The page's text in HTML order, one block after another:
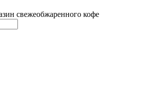
свежеобжаренного кофе